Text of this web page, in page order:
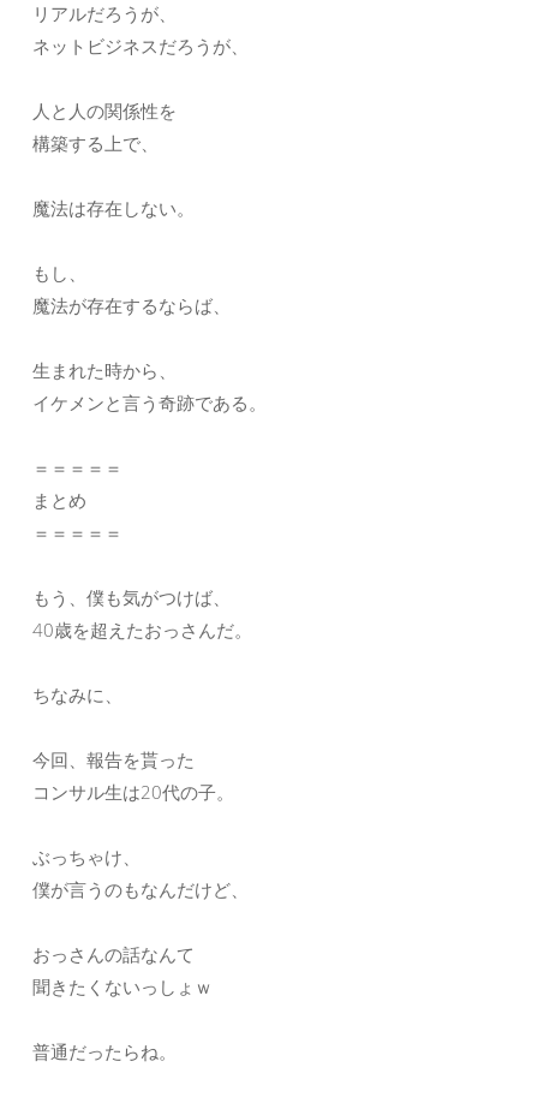
リアルだろうが、
ネットビジネスだろうが、
人と人の関係性を
構築する上で、
魔法は存在しない。
もし、
魔法が存在するならば、
生まれた時から、
イケメンと言う奇跡である。
＝＝＝＝＝
まとめ
＝＝＝＝＝
もう、僕も気がつけば、
40歳を超えたおっさんだ。
ちなみに、
今回、報告を貰った
コンサル生は20代の子。
ぶっちゃけ、
僕が言うのもなんだけど、
おっさんの話なんて
聞きたくないっしょｗ
普通だったらね。